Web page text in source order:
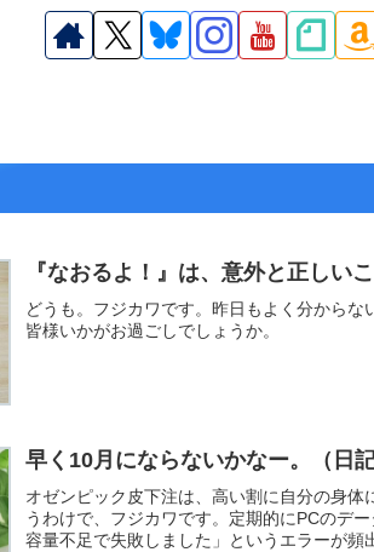
『なおるよ！』は、意外と正しい
どうも。フジカワです。昨日もよく分からな
皆様いかがお過ごしでしょうか。
早く10月にならないかなー。（日記
オゼンピック皮下注は、高い割に自分の身
うわけで、フジカワです。定期的にPCのデ
容量不足で失敗しました」というエラーが